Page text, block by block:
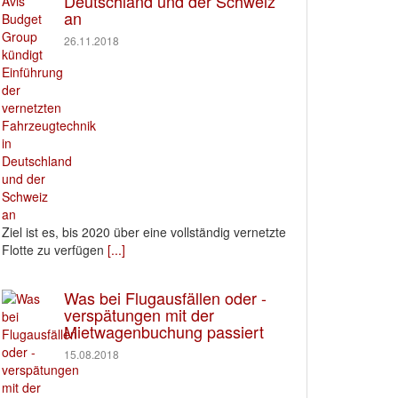
an
26.11.2018
Ziel ist es, bis 2020 über eine vollständig vernetzte
Flotte zu verfügen [...]
Was bei Flugausfällen oder -
verspätungen mit der
Mietwagenbuchung passiert
15.08.2018